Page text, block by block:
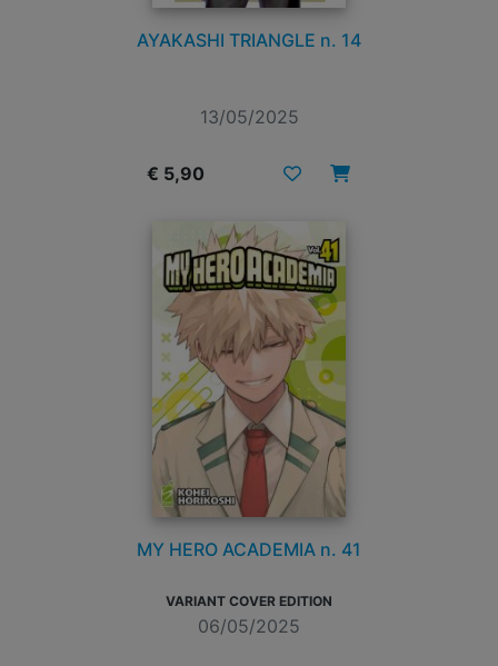
AYAKASHI TRIANGLE n. 14
13/05/2025
€ 5,90
MY HERO ACADEMIA n. 41
VARIANT COVER EDITION
06/05/2025